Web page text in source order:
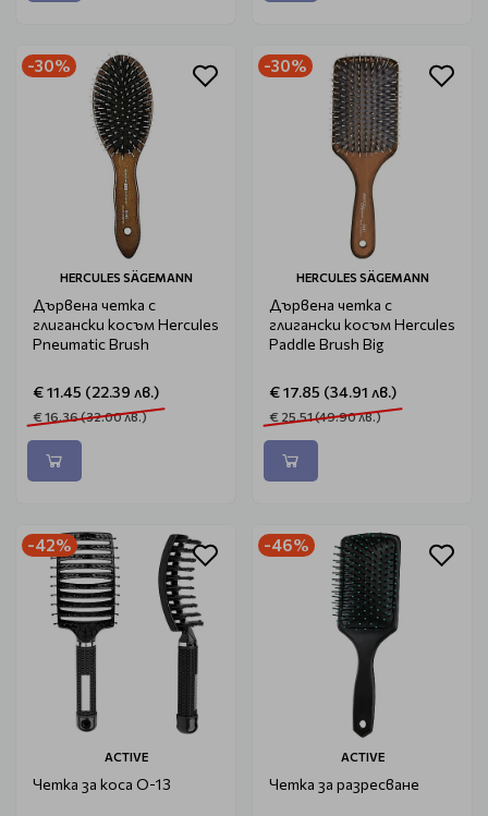
-30%
HERCULES SÄGEMANN
Дървена четка с
глигански косъм Hercules
Pneumatic Brush
€ 11.45 (22.39 лв.)
€ 16.36 (32.00 лв.)
-30%
HERCULES SÄGEMANN
Дървена четка с
глигански косъм Hercules
Paddle Brush Big
€ 17.85 (34.91 лв.)
€ 25.51 (49.90 лв.)
-42%
ACTIVE
Четка за коса O-13
-46%
ACTIVE
Четка за разресване